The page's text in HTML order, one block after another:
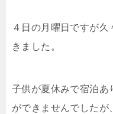
４日の月曜日ですが
きました。
子供が夏休みで宿泊あ
ができませんでしたが